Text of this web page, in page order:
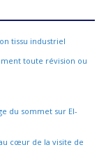
tissu industriel
toute révision ou
du sommet sur El-
cœur de la visite de